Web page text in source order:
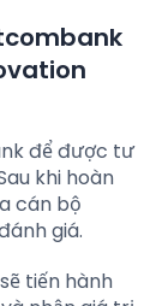
để được tư
khi hoàn
cán bộ
giá.
tiến hành